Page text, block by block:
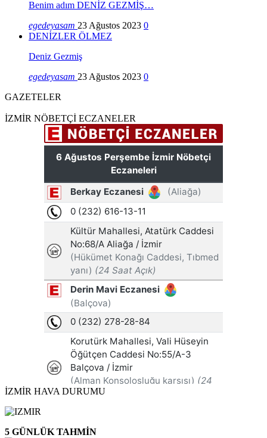
Benim adım DENİZ GEZMİŞ…
egedeyasam 23 Ağustos 2023 0
DENİZLER ÖLMEZ
Deniz Gezmiş
egedeyasam 23 Ağustos 2023 0
GAZETELER
İZMİR NÖBETÇİ ECZANELER
İZMİR HAVA DURUMU
5 GÜNLÜK TAHMİN